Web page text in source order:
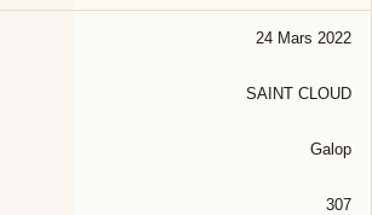
24 Mars 2022
SAINT CLOUD
Galop
307